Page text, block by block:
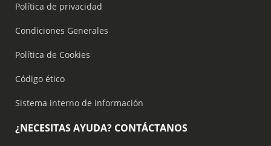
Política de privacidad
Condiciones Generales
Política de Cookies
Código ético
Sistema interno de información
¿NECESITAS AYUDA? CONTÁCTANOS